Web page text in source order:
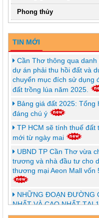
Phong thủy
TIN MỚI
Cần Thơ thông qua danh
dự án phải thu hồi đất và
chuyển mục đích sử dụng
đất trồng lúa năm 2025.
Bảng giá đất 2025: Tổng
đáng chú ý
TP HCM sẽ tính thuế đất
mới từ ngày mai
UBND TP Cần Thơ vừa
trương và nhà đầu tư cho
thương mại Aeon Mall vốn
NHỮNG ĐOẠN ĐƯỜNG
NHẤT VÀ CAO NHẤT TẠI
HUYỆN VÀ TP.THỦ ĐỨC